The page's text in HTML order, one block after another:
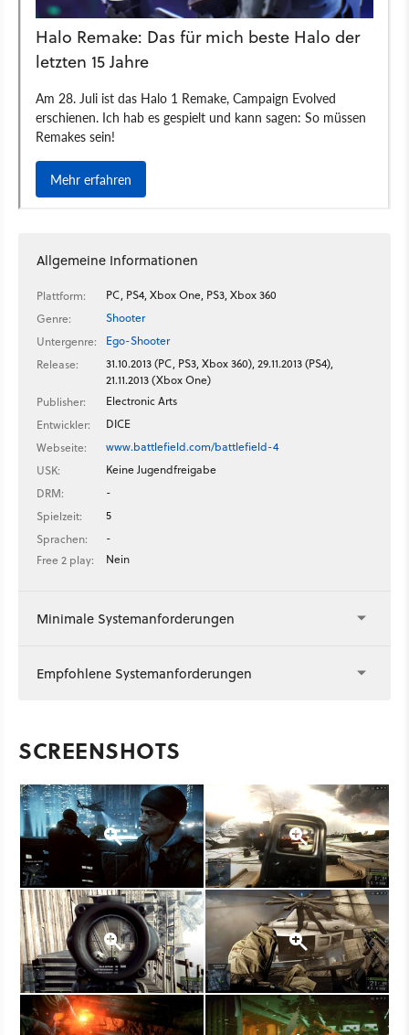
Allgemeine Informationen
Plattform:
PC, PS4, Xbox One, PS3, Xbox 360
Genre:
Shooter
Untergenre:
Ego-Shooter
Release:
31.10.2013 (PC, PS3, Xbox 360), 29.11.2013 (PS4),
21.11.2013 (Xbox One)
Publisher:
Electronic Arts
Entwickler:
DICE
Webseite:
www.battlefield.com/battlefield-4
USK:
Keine Jugendfreigabe
DRM:
-
Spielzeit:
5
Sprachen:
-
Free 2 play:
Nein
Minimale Systemanforderungen
Empfohlene Systemanforderungen
SCREENSHOTS